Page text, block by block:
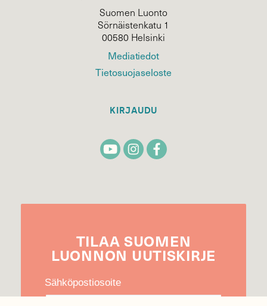
Suomen Luonto
Sörnäistenkatu 1
00580 Helsinki
Mediatiedot
Tietosuojaseloste
KIRJAUDU
TILAA SUOMEN
LUONNON UUTIS­KIRJE
Sähköpostiosoite